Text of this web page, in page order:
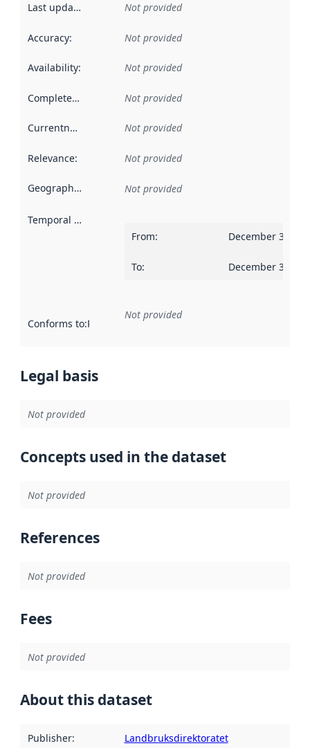
Last updated Not provided
Accuracy: Not provided
Availability: Not provided
Completeness Not provided
Currentness Not provided
Relevance: Not provided
Geographical scope Not provided
Temporal scope
From: December 31,
To: December 30,
Conforms to:Reference to an implementation rule or other
Not provided
Legal basis
Not provided
Concepts used in the dataset
Not provided
References
Not provided
Fees
Not provided
About this dataset
Publisher: Landbruksdirektoratet